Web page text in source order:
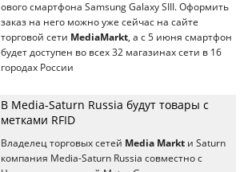
ового смартфона Samsung Galaxy SIII. Оформить
заказ на него можно уже сейчас на сайте
торговой сети MediaMarkt, а с 5 июня смартфон
будет доступен во всех 32 магазинах сети в 16
городах России
В Media-Saturn Russia будут товары с
метками RFID
Владелец торговых сетей Media Markt и Saturn
компания Media-Saturn Russia совместно с